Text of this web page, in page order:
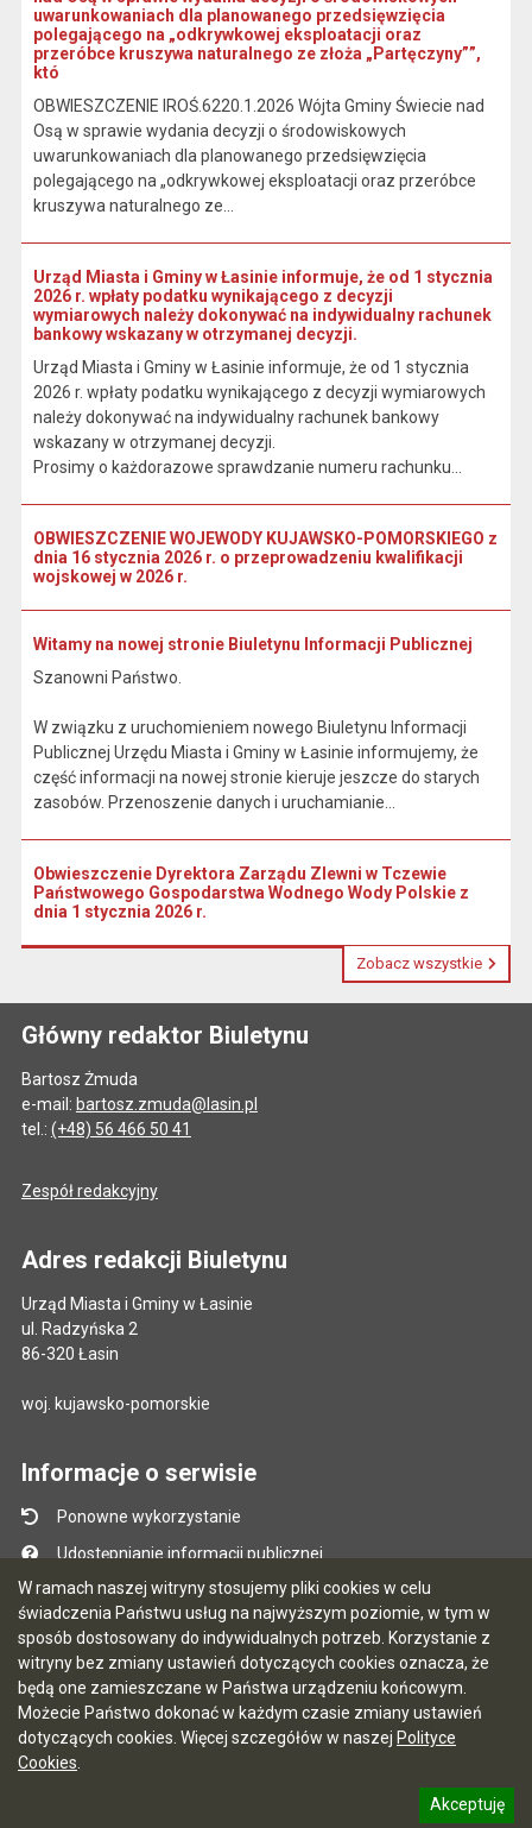
W ramach naszej witryny stosujemy pliki cookies w celu
świadczenia Państwu usług na najwyższym poziomie, w tym w
sposób dostosowany do indywidualnych potrzeb. Korzystanie z
witryny bez zmiany ustawień dotyczących cookies oznacza, że
będą one zamieszczane w Państwa urządzeniu końcowym.
Możecie Państwo dokonać w każdym czasie zmiany ustawień
dotyczących cookies. Więcej szczegółów w naszej Polityce
Cookies
Akceptuję
uwarunkowaniach dla planowanego przedsięwzięcia
polegającego na „odkrywkowej eksploatacji oraz
przeróbce kruszywa naturalnego ze złoża „Partęczyny””,
któ
OBWIESZCZENIE IROŚ.6220.1.2026 Wójta Gminy Świecie nad
Osą w sprawie wydania decyzji o środowiskowych
uwarunkowaniach dla planowanego przedsięwzięcia
polegającego na „odkrywkowej eksploatacji oraz przeróbce
kruszywa naturalnego ze...
Urząd Miasta i Gminy w Łasinie informuje, że od 1 stycznia
2026 r. wpłaty podatku wynikającego z decyzji
wymiarowych należy dokonywać na indywidualny rachunek
bankowy wskazany w otrzymanej decyzji.
Urząd Miasta i Gminy w Łasinie informuje, że od 1 stycznia
2026 r. wpłaty podatku wynikającego z decyzji wymiarowych
należy dokonywać na indywidualny rachunek bankowy
wskazany w otrzymanej decyzji.
Prosimy o każdorazowe sprawdzanie numeru rachunku...
OBWIESZCZENIE WOJEWODY KUJAWSKO-POMORSKIEGO z
dnia 16 stycznia 2026 r. o przeprowadzeniu kwalifikacji
wojskowej w 2026 r.
Witamy na nowej stronie Biuletynu Informacji Publicznej
Szanowni Państwo.
W związku z uruchomieniem nowego Biuletynu Informacji
Publicznej Urzędu Miasta i Gminy w Łasinie informujemy, że
część informacji na nowej stronie kieruje jeszcze do starych
zasobów. Przenoszenie danych i uruchamianie...
Obwieszczenie Dyrektora Zarządu Zlewni w Tczewie
Państwowego Gospodarstwa Wodnego Wody Polskie z
dnia 1 stycznia 2026 r.
Zobacz wszystkie
Główny redaktor Biuletynu
Bartosz Żmuda
e-mail: bartosz.zmuda@lasin.pl
tel.: (+48) 56 466 50 41
Zespół redakcyjny
Adres redakcji Biuletynu
Urząd Miasta i Gminy w Łasinie
ul. Radzyńska 2
86-320 Łasin
woj. kujawsko-pomorskie
Informacje o serwisie
Ponowne wykorzystanie
Udostępnianie informacji publicznej
Mapa serwisu
Instrukcja obsługi
Statystyki oglądalności
Ostatnia aktualizacja BIP: 03.08.2026 13:09
CMS i hosting: Logonet Sp. z o.o. w Bydgoszczy